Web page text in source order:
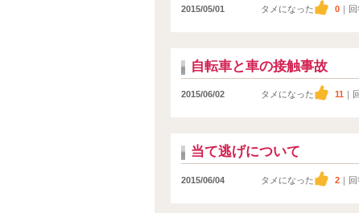
2015/05/01 タメになった 0 ｜
自転車と車の接触事故
2015/06/02 タメになった 11 ｜
当て逃げについて
2015/06/04 タメになった 2 ｜